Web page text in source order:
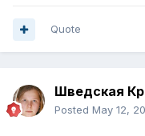
Quote
Шведская
Posted May 12,